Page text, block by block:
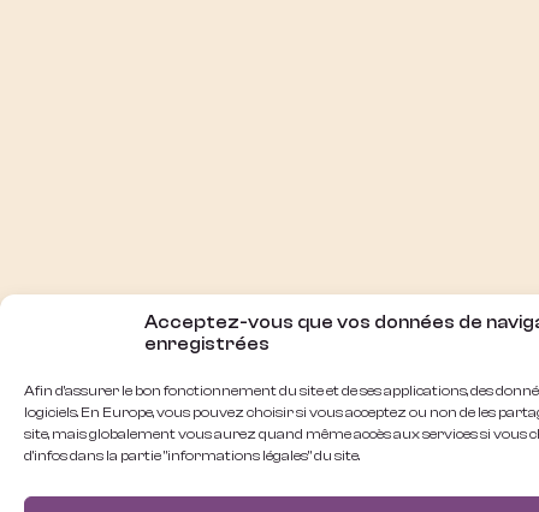
Acceptez-vous que vos données de
enregistrées
Afin d'assurer le bon fonctionnement du site et de ses applications, des
logiciels. En Europe, vous pouvez choisir si vous acceptez ou non de les
site, mais globalement vous aurez quand même accès aux services si
d'infos dans la partie "informations légales" du site.